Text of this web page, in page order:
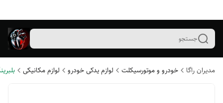
جستجو
مدیران راگا خودرو و موتورسیکلت لوازم یدکی خودرو لوازم مکانیکی